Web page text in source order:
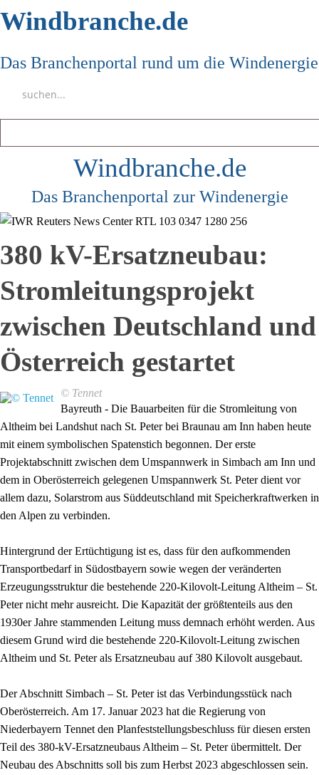
Windbranche.de
Das Branchenportal rund um die Windenergie
Windbranche.de
Das Branchenportal zur Windenergie
380 kV-Ersatzneubau:
Stromleitungsprojekt
zwischen Deutschland und
Österreich gestartet
© Tennet
Bayreuth - Die Bauarbeiten für die Stromleitung von
Altheim bei Landshut nach St. Peter bei Braunau am Inn haben heute
mit einem symbolischen Spatenstich begonnen. Der erste
Projektabschnitt zwischen dem Umspannwerk in Simbach am Inn und
dem in Oberösterreich gelegenen Umspannwerk St. Peter dient vor
allem dazu, Solarstrom aus Süddeutschland mit Speicherkraftwerken in
den Alpen zu verbinden.
Hintergrund der Ertüchtigung ist es, dass für den aufkommenden
Transportbedarf in Südostbayern sowie wegen der veränderten
Erzeugungsstruktur die bestehende 220-Kilovolt-Leitung Altheim – St.
Peter nicht mehr ausreicht. Die Kapazität der größtenteils aus den
1930er Jahre stammenden Leitung muss demnach erhöht werden. Aus
diesem Grund wird die bestehende 220-Kilovolt-Leitung zwischen
Altheim und St. Peter als Ersatzneubau auf 380 Kilovolt ausgebaut.
Der Abschnitt Simbach – St. Peter ist das Verbindungsstück nach
Oberösterreich. Am 17. Januar 2023 hat die Regierung von
Niederbayern Tennet den Planfeststellungsbeschluss für diesen ersten
Teil des 380-kV-Ersatzneubaus Altheim – St. Peter übermittelt. Der
Neubau des Abschnitts soll bis zum Herbst 2023 abgeschlossen sein.